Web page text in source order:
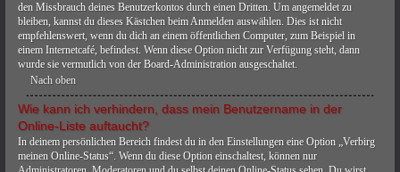
den Missbrauch deines Benutzerkontos durch einen Dritten. Um angemeldet zu
bleiben, kannst du dieses Kästchen beim Anmelden auswählen. Dies ist nicht
empfehlenswert, wenn du dich an einem öffentlichen Computer, zum Beispiel in
einem Internetcafé, befindest. Wenn diese Option nicht zur Verfügung steht, dann
wurde sie vermutlich von der Board-Administration ausgeschaltet.
Nach oben
Wie kann ich verhindern, dass mein Benutzername in der
Online-Liste auftaucht?
In deinem persönlichen Bereich findest du in den Einstellungen eine Option „Verbirg
meinen Online-Status“. Wenn du diese Option einschaltest, können nur